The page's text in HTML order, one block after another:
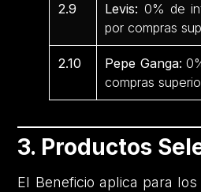
2.9 Levis: 0% de
por compras
2.10 Pepe Ganga:
compras
3. Productos
El Beneficio aplica para